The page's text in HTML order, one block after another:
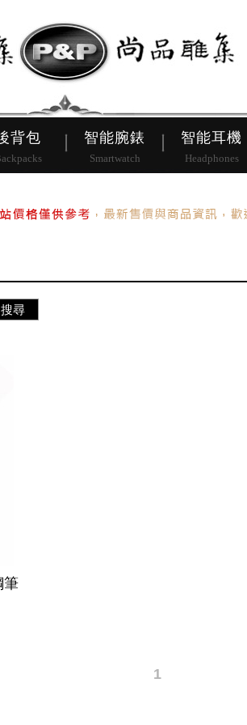
背包 智能腕錶
Smartwatch
智能耳機
Headphones
行李箱 後背包
筆
1